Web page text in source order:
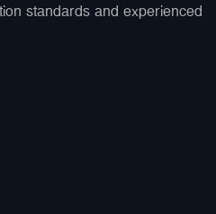
standards and experienced